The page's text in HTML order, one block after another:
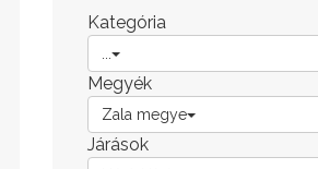
Kategória
Megyék
Zala megye
Járások